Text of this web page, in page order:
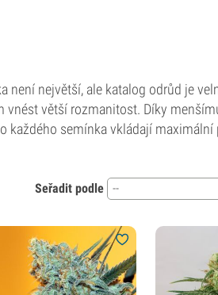
není největší, ale katalog odrůd je
vnést větší rozmanitost. Díky
každého semínka vkládají maximální
Seřadit podle --